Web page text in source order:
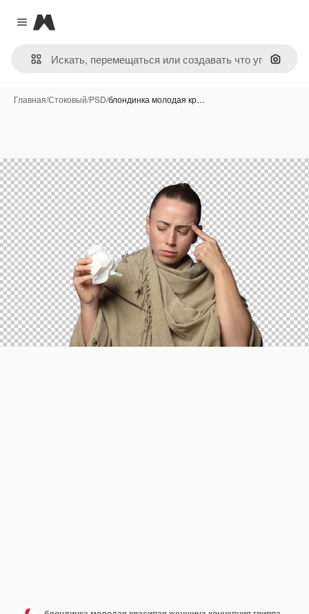
Close menu
Magnific
Поиск
Главная/Стоковый/PSD/блондинка молодая кр…